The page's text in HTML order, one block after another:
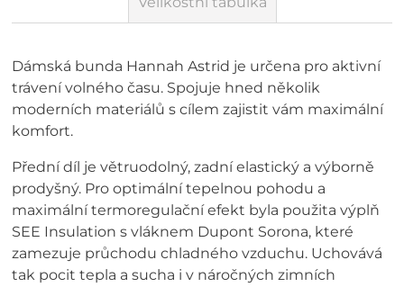
Dámská bunda Hannah Astrid je určena pro aktivní
trávení volného času. Spojuje hned několik
moderních materiálů s cílem zajistit vám maximální
komfort.
Přední díl je větruodolný, zadní elastický a výborně
prodyšný. Pro optimální tepelnou pohodu a
maximální termoregulační efekt byla použita výplň
SEE Insulation s vláknem Dupont Sorona, které
zamezuje průchodu chladného vzduchu. Uchovává
tak pocit tepla a sucha i v náročných zimních